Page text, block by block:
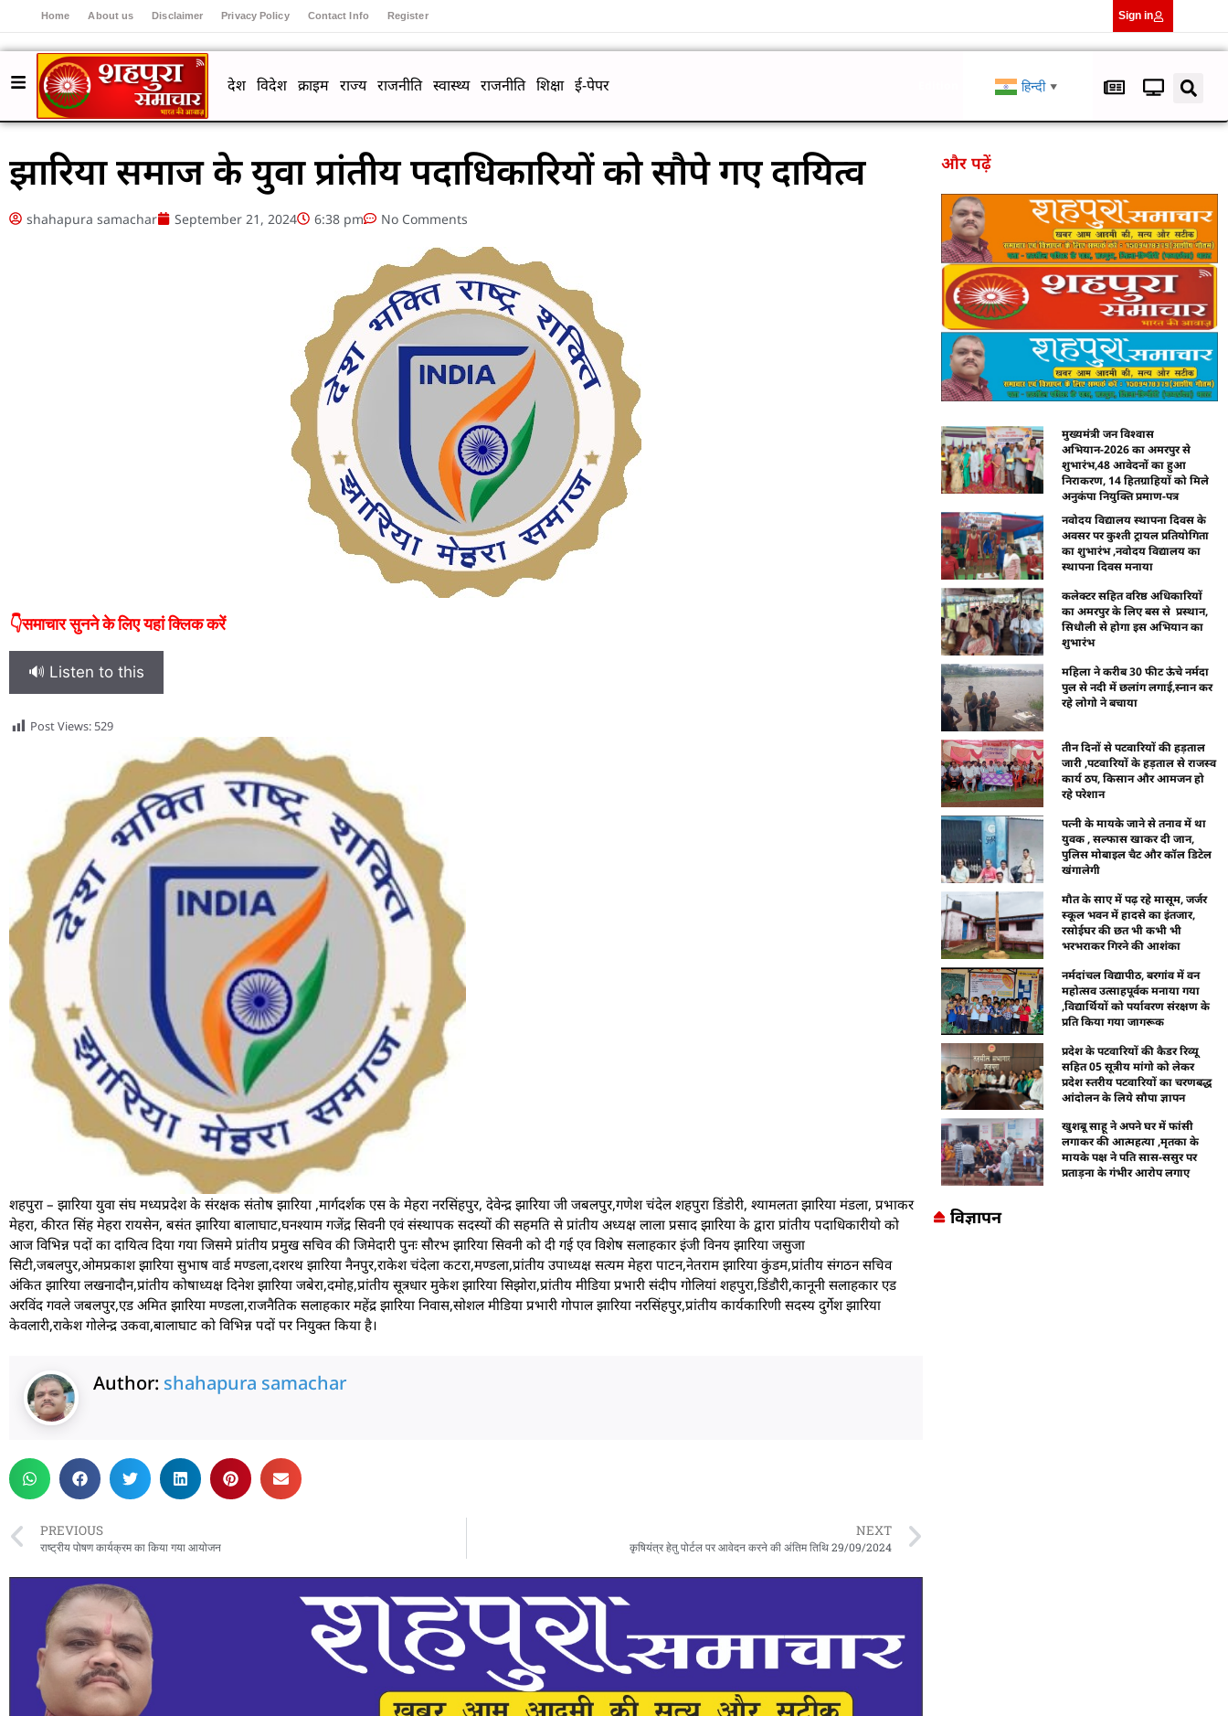
Home About us Disclaimer Privacy Policy Contact Info Register Sign in
देश विदेश क्राइम राज्य राजनीति स्वास्थ्य राजनीति शिक्षा ई-पेपर हिन्दी ▼
झारिया समाज के युवा प्रांतीय पदाधिकारियों को सौपे गए दायित्व
shahapura samachar September 21, 2024 6:38 pm No Comments
👇समाचार सुनने के लिए यहां क्लिक करें
🔊 Listen to this
Post Views: 529
शहपुरा – झारिया युवा संघ मध्यप्रदेश के संरक्षक संतोष झारिया ,मार्गदर्शक एस के मेहरा नरसिंहपुर, देवेन्द्र झारिया जी जबलपुर,गणेश चंदेल शहपुरा डिंडोरी, श्यामलता झारिया मंडला, प्रभाकर
मेहरा, कीरत सिंह मेहरा रायसेन, बसंत झारिया बालाघाट,घनश्याम गजेंद्र सिवनी एवं संस्थापक सदस्यों की सहमति से प्रांतीय अध्यक्ष लाला प्रसाद झारिया के द्वारा प्रांतीय पदाधिकारीयो को
आज विभिन्न पदों का दायित्व दिया गया जिसमे प्रांतीय प्रमुख सचिव की जिमेदारी पुनः सौरभ झारिया सिवनी को दी गई एव विशेष सलाहकार इंजी विनय झारिया जसुजा
सिटी,जबलपुर,ओमप्रकाश झारिया सुभाष वार्ड मण्डला,दशरथ झारिया नैनपुर,राकेश चंदेला कटरा,मण्डला,प्रांतीय उपाध्यक्ष सत्यम मेहरा पाटन,नेतराम झारिया कुंडम,प्रांतीय संगठन सचिव
अंकित झारिया लखनादौन,प्रांतीय कोषाध्यक्ष दिनेश झारिया जबेरा,दमोह,प्रांतीय सूत्रधार मुकेश झारिया सिझोरा,प्रांतीय मीडिया प्रभारी संदीप गोलियां शहपुरा,डिंडौरी,कानूनी सलाहकार एड
अरविंद गवले जबलपुर,एड अमित झारिया मण्डला,राजनैतिक सलाहकार महेंद्र झारिया निवास,सोशल मीडिया प्रभारी गोपाल झारिया नरसिंहपुर,प्रांतीय कार्यकारिणी सदस्य दुर्गेश झारिया
केवलारी,राकेश गोलेन्द्र उकवा,बालाघाट को विभिन्न पदों पर नियुक्त किया है।
Author: shahapura samachar
PREVIOUS
राष्ट्रीय पोषण कार्यक्रम का किया गया आयोजन
NEXT
कृषियंत्र हेतु पोर्टल पर आवेदन करने की अंतिम तिथि 29/09/2024
और पढ़ें
मुख्यमंत्री जन विश्वास
अभियान-2026 का अमरपुर से
शुभारंभ,48 आवेदनों का हुआ
निराकरण, 14 हितग्राहियों को मिले
अनुकंपा नियुक्ति प्रमाण-पत्र
नवोदय विद्यालय स्थापना दिवस के
अवसर पर कुश्ती ट्रायल प्रतियोगिता
का शुभारंभ ,नवोदय विद्यालय का
स्थापना दिवस मनाया
कलेक्टर सहित वरिष्ठ अधिकारियों
का अमरपुर के लिए बस से प्रस्थान,
सिधौली से होगा इस अभियान का
शुभारंभ
महिला ने करीब 30 फीट ऊंचे नर्मदा
पुल से नदी में छलांग लगाई,स्नान कर
रहे लोगो ने बचाया
तीन दिनों से पटवारियों की हड़ताल
जारी ,पटवारियों के हड़ताल से राजस्व
कार्य ठप, किसान और आमजन हो
रहे परेशान
पत्नी के मायके जाने से तनाव में था
युवक , सल्फास खाकर दी जान,
पुलिस मोबाइल चैट और कॉल डिटेल
खंगालेगी
मौत के साए में पढ़ रहे मासूम, जर्जर
स्कूल भवन में हादसे का इंतजार,
रसोईघर की छत भी कभी भी
भरभराकर गिरने की आशंका
नर्मदांचल विद्यापीठ, बरगांव में वन
महोत्सव उत्साहपूर्वक मनाया गया
,विद्यार्थियों को पर्यावरण संरक्षण के
प्रति किया गया जागरूक
प्रदेश के पटवारियों की कैडर रिव्यू
सहित 05 सूत्रीय मांगो को लेकर
प्रदेश स्तरीय पटवारियों का चरणबद्ध
आंदोलन के लिये सौपा ज्ञापन
खुशबू साहू ने अपने घर में फांसी
लगाकर की आत्महत्या ,मृतका के
मायके पक्ष ने पति सास-ससुर पर
प्रताड़ना के गंभीर आरोप लगाए
विज्ञापन